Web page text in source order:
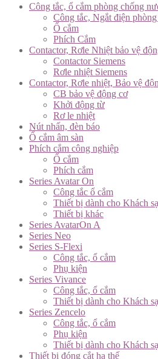
Công tắc, ổ cắm phòng chống
Công tắc, Ngắt điện
Ổ cắm
Phích Cắm
Contactor, Rơle Nhiệt bảo vệ
Contactor Siemens
Rơle nhiệt Siemens
Contactor, Rơle nhiệt, Bảo vệ
CB bảo vệ động cơ
Khởi động từ
Rơ le nhiệt
Nút nhấn, đèn báo
Ổ cắm âm sàn
Phích cắm công nghiệp
Ổ cắm
Phích cắm
Series Avatar On
Công tắc ổ cắm
Thiết bị dành cho Khách
Thiết bị khác
Series AvatarOn A
Series Neo
Series S-Flexi
Công tắc, ổ cắm
Phụ kiện
Series Vivance
Công tắc, ổ cắm
Thiết bị dành cho Khách
Series Zencelo
Công tắc, ổ cắm
Phụ kiện
Thiết bị dành cho Khách
Thiết bị đóng cắt hạ thế